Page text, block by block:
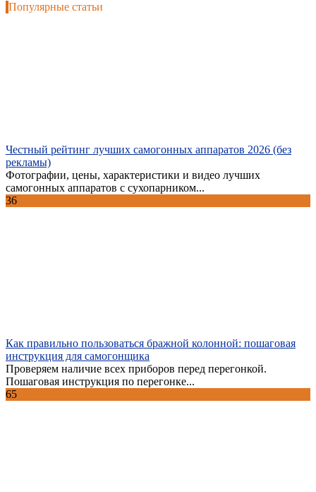
Популярные статьи
Честный рейтинг лучших самогонных аппаратов 2026 (без
рекламы)
Фотографии, цены, характеристики и видео лучших
самогонных аппаратов с сухопарником...
36
Как правильно пользоваться бражной колонной: пошаговая
инструкция для самогонщика
Проверяем наличие всех приборов перед перегонкой.
Пошаговая инструкция по перегонке...
65